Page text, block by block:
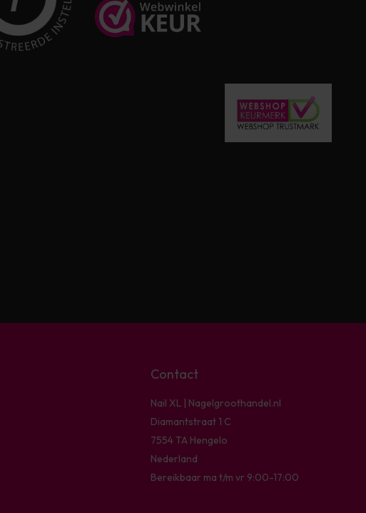
Contact
Nail XL | Nagelgroothandel.nl
Diamantstraat 1 C
7554 TA Hengelo
Nederland
Bereikbaar ma t/m vr 9:00-17:00